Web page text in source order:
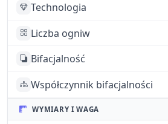
Technologia
Liczba ogniw
Bifacjalność
Współczynnik bifacjalności
WYMIARY I WAGA